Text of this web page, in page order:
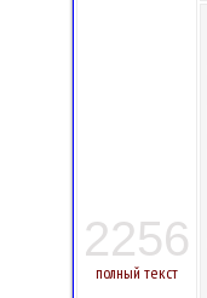
2256
полный текст